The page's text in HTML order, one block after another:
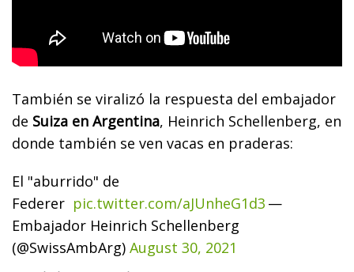
También se viralizó la respuesta del embajador
de Suiza en Argentina, Heinrich Schellenberg, en
donde también se ven vacas en praderas:
El "aburrido" de
Federer pic.twitter.com/aJUnheG1d3 —
Embajador Heinrich Schellenberg
(@SwissAmbArg) August 30, 2021